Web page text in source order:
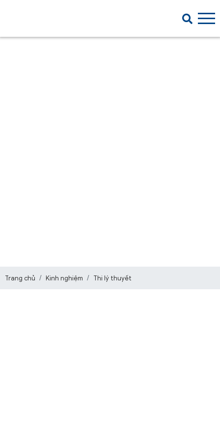
Trang chủ Kinh nghiệm Thi lý thuyết